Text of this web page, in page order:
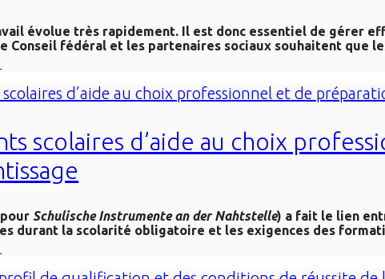
évolue très rapidement. Il est donc essentiel de gérer
Conseil fédéral et les partenaires sociaux souhaitent que
scolaires d’aide au choix
Schulische Instrumente an der Nahtstelle) a fait le lien
durant la scolarité obligatoire et les exigences des